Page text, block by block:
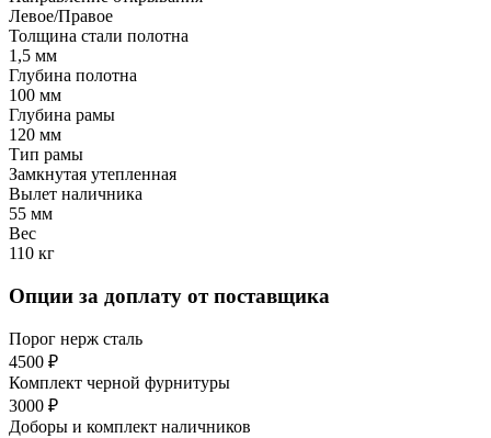
Левое/Правое
Толщина стали полотна
1,5 мм
Глубина полотна
100 мм
Глубина рамы
120 мм
Тип рамы
Замкнутая утепленная
Вылет наличника
55 мм
Вес
110 кг
Опции за доплату от поставщика
Порог нерж сталь
4500 ₽
Комплект черной фурнитуры
3000 ₽
Доборы и комплект наличников